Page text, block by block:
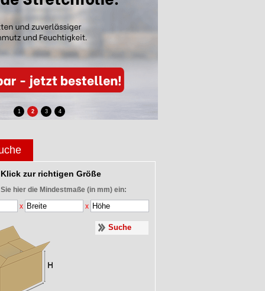
1 2 3 4
Fixierverpackung
zur richtigen Größe
hier die Mindestmaße (in mm) ein:
x
x
Suche